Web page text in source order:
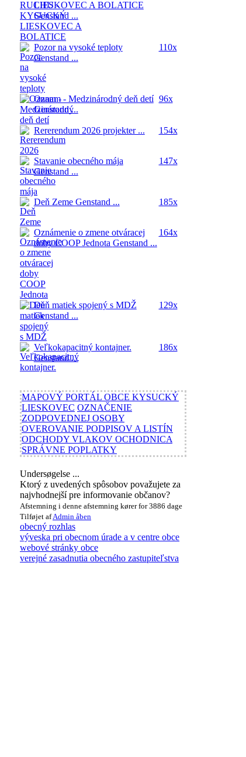
LIESKOVEC A BOLATICE
Genstand ...
Pozor na vysoké teploty
Genstand ...
110x
Oznam - Medzinárodný deň detí
Genstand ...
96x
Rererendum 2026 projekter ... 154x
Stavanie obecného mája
Genstand ...
147x
Deň Zeme Genstand ... 185x
Oznámenie o zmene otváracej
doby COOP Jednota Genstand ...
164x
Deň matiek spojený s MDŽ
Genstand ...
129x
Veľkokapacitný kontajner.
Genstand ...
186x
MAPOVÝ PORTÁL OBCE KYSUCKÝ
LIESKOVEC OZNAČENIE
ZODPOVEDNEJ OSOBY
OVEROVANIE PODPISOV A LISTÍN
ODCHODY VLAKOV OCHODNICA
SPRÁVNE POPLATKY
Undersøgelse ...
Ktorý z uvedených spôsobov považujete za
najvhodnejší pre informovanie občanov?
Afstemning i denne afstemning kører for 3886 dage
Tilføjet afAdmin åben
obecný rozhlas
výveska pri obecnom úrade a v centre obce
webové stránky obce
verejné zasadnutia obecného zastupiteľstva